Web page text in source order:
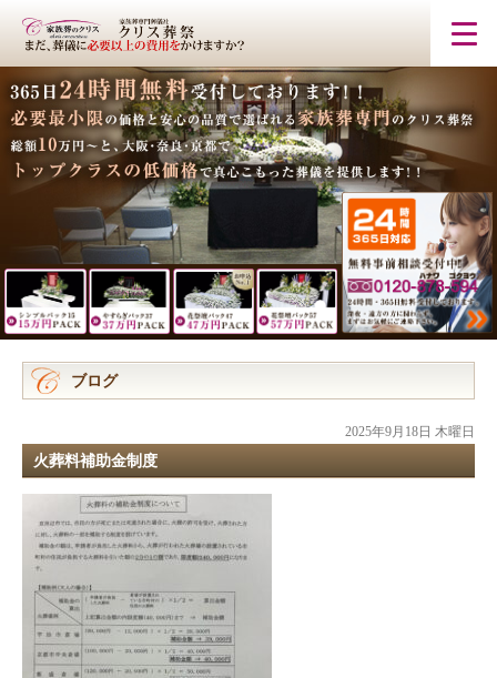
ブログ
2025年9月18日 木曜日
火葬料補助金制度